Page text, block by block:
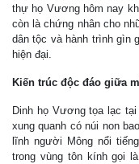
thự họ Vương hôm nay
còn là chứng nhân cho
dân tộc và hành trình gìn
hiện đại.
Kiến trúc độc đáo giữa
Dinh họ Vương tọa lạc
xung quanh có núi non
lĩnh người Mông nổi
trong vùng tôn kính gọi